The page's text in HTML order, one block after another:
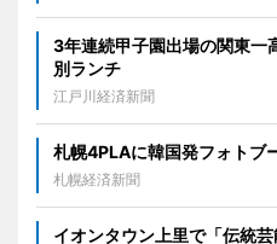
3年連続甲子園出場の関東
別ランチ
江戸川経済新聞
札幌4PLAに韓国発フォト
札幌経済新聞
イオンタウン上里で「伝統